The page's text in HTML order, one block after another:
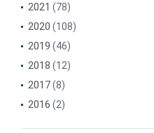
2021 (78)
2020 (108)
2019 (46)
2018 (12)
2017(8)
2016 (2)